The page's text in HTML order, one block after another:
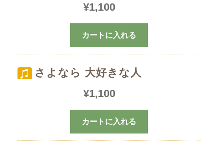
¥1,100
カートに入れる
さよなら 大好きな人
¥1,100
カートに入れる